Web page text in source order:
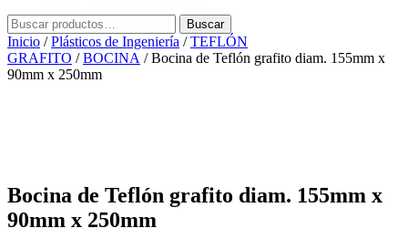
Buscar
por:
Buscar
Inicio /Plásticos de Ingeniería /TEFLÓN
GRAFITO /BOCINA / Bocina de Teflón grafito diam. 155mm x
90mm x 250mm
Bocina de Teflón grafito diam. 155mm x
90mm x 250mm